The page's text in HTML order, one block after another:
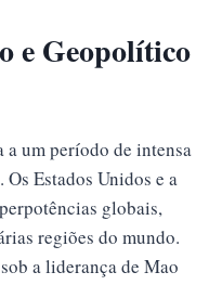
e Geopolítico
a um período de intensa
Estados Unidos e a
globais,
regiões do mundo.
a liderança de Mao